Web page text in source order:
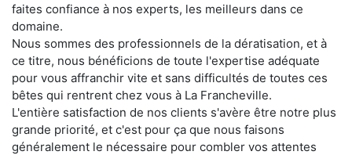
faites confiance à nos experts, les meilleurs dans ce
domaine.
Nous sommes des professionnels de la dératisation, et à
ce titre, nous bénéficions de toute l'expertise adéquate
pour vous affranchir vite et sans difficultés de toutes ces
bêtes qui rentrent chez vous à La Francheville.
L'entière satisfaction de nos clients s'avère être notre plus
grande priorité, et c'est pour ça que nous faisons
généralement le nécessaire pour combler vos attentes